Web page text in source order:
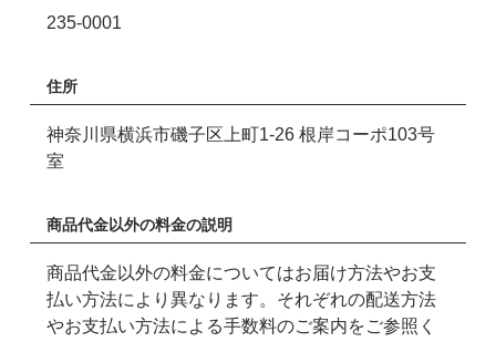
235-0001
住所
神奈川県横浜市磯子区上町1-26 根岸コーポ103号
室
商品代金以外の料金の説明
商品代金以外の料金についてはお届け方法やお支
払い方法により異なります。それぞれの配送方法
やお支払い方法による手数料のご案内をご参照く